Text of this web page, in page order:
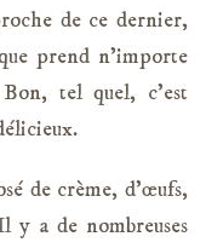
de ce dernier,
prend n’importe
tel quel, c’est
de crème, d’œufs,
y a de nombreuses